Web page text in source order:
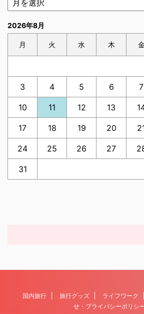
2026年8月
月 火 水 木 金
3 4 5 6 7
10 11 12 13
17 18 19 20
24 25 26 27
31
国内旅行 旅行グッズ ライフワーク
せ・プライバシーポリシ